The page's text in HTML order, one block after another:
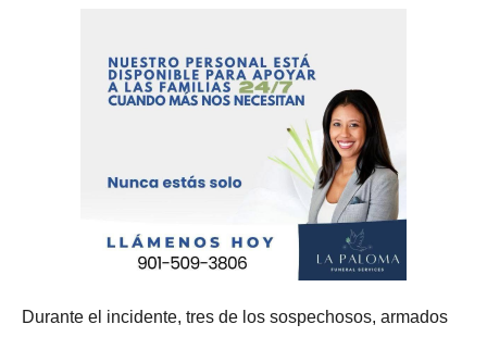
Durante el incidente, tres de los sospechosos, armados